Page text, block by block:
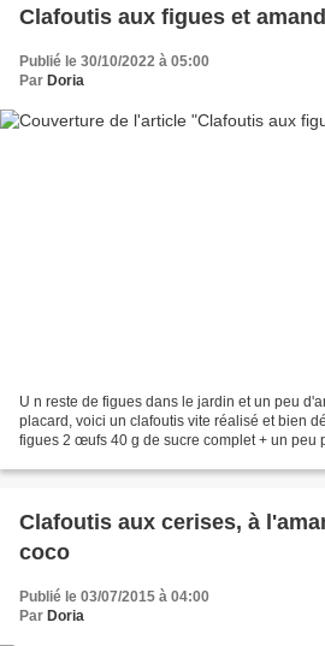
Clafoutis aux figues et
Publié le 30/10/2022 à 05:00
Par Doria
U n reste de figues dans le jardin et un peu
placard, voici un clafoutis vite réalisé et bien
figues 2 œufs 40 g de sucre complet + un peu
Clafoutis aux cerises, à
coco
Publié le 03/07/2015 à 04:00
Par Doria